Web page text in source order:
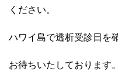
ください。
ハワイ島で透析受診日を
お待ちいたしております。